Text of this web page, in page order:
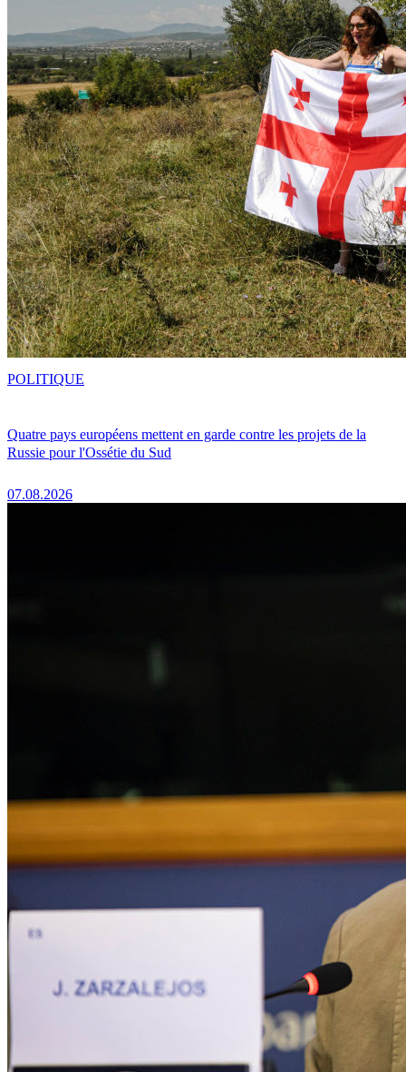
Quatre pays européens mettent en garde contre les projets de la
Russie pour l'Ossétie du Sud
07.08.2026
POLITIQUE